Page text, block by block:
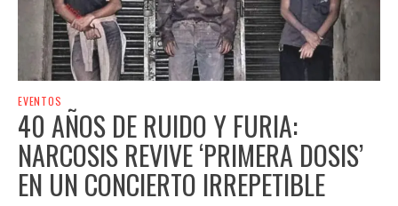
EVENTOS
40 AÑOS DE RUIDO Y FURIA:
NARCOSIS REVIVE ‘PRIMERA DOSIS’
EN UN CONCIERTO IRREPETIBLE